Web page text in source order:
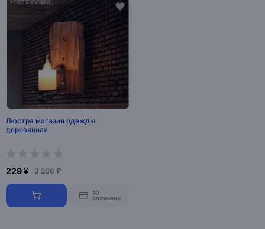
Люстра магазин одежды
деревянная
229 ¥ 3 206 ₽
10
оплачено